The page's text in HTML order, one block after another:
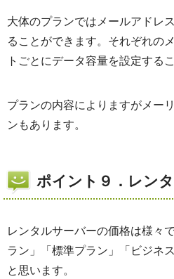
大体のプランではメールアドレ
ることができます。それぞれの
トごとにデータ容量を設定する
プランの内容によりますがメー
ンもあります。
ポイント９．レン
レンタルサーバーの価格は様々
ラン」「標準プラン」「ビジネ
と思います。